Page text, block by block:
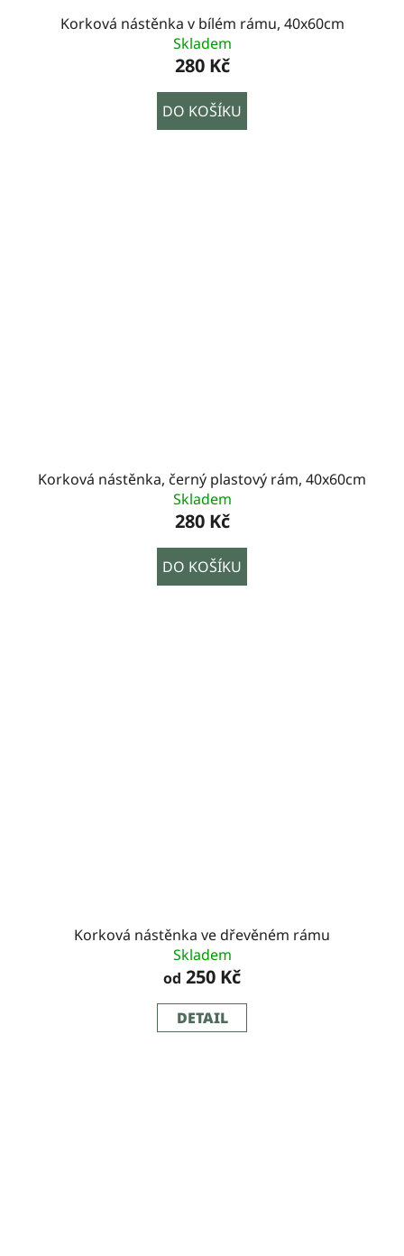
Korková nástěnka v bílém rámu, 40x60cm
Skladem
280 Kč
DO KOŠÍKU
Korková nástěnka, černý plastový rám, 40x60cm
Skladem
280 Kč
DO KOŠÍKU
Korková nástěnka ve dřevěném rámu
Skladem
od 250 Kč
DETAIL